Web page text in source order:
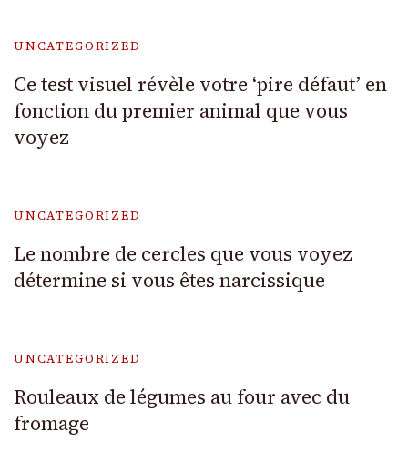
UNCATEGORIZED
Ce test visuel révèle votre ‘pire défaut’ en
fonction du premier animal que vous
voyez
UNCATEGORIZED
Le nombre de cercles que vous voyez
détermine si vous êtes narcissique
UNCATEGORIZED
Rouleaux de légumes au four avec du
fromage